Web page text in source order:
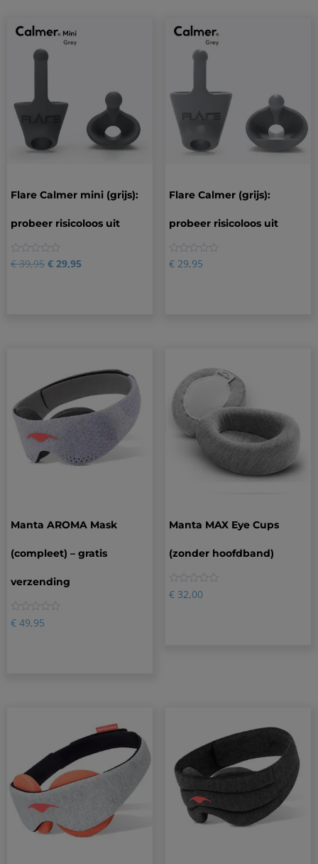
Flare Calmer mini (grijs):
probeer risicoloos uit
0
€39,95 € 29,95
Flare Calmer (grijs):
probeer risicoloos uit
0
€29,95
Manta AROMA Mask
(compleet) – gratis
verzending
0
€ 49,95
Manta MAX Eye Cups
(zonder hoofdband)
0
€32,00